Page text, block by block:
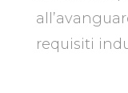
requisiti